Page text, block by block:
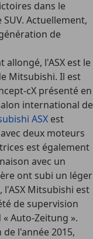
dans le
Actuellement,
de
allongé, l'ASX est le
Mitsubishi. Il est
cX présenté en
international de
ASX est
deux moteurs
est également
avec un
ont subi un léger
Mitsubishi est
de supervision
Auto-Zeitung ».
l'année 2015,